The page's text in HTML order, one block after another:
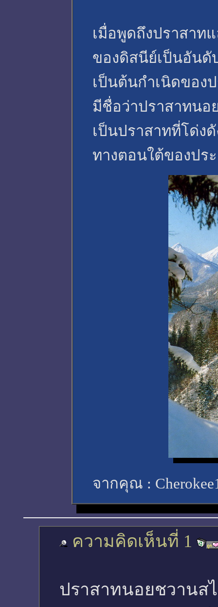
เมื่อพูดถึงปราสาท
ของดิสนีย์เป็นอัน
เป็นต้นกำเนิดของ
มีชื่อว่าปราสาทนอ
เป็นปราสาทที่โด่ง
ทางตอนใต้ของปร
จากคุณ :
ความคิดเห็นที่ 1
ปราสาทนอยชวานส